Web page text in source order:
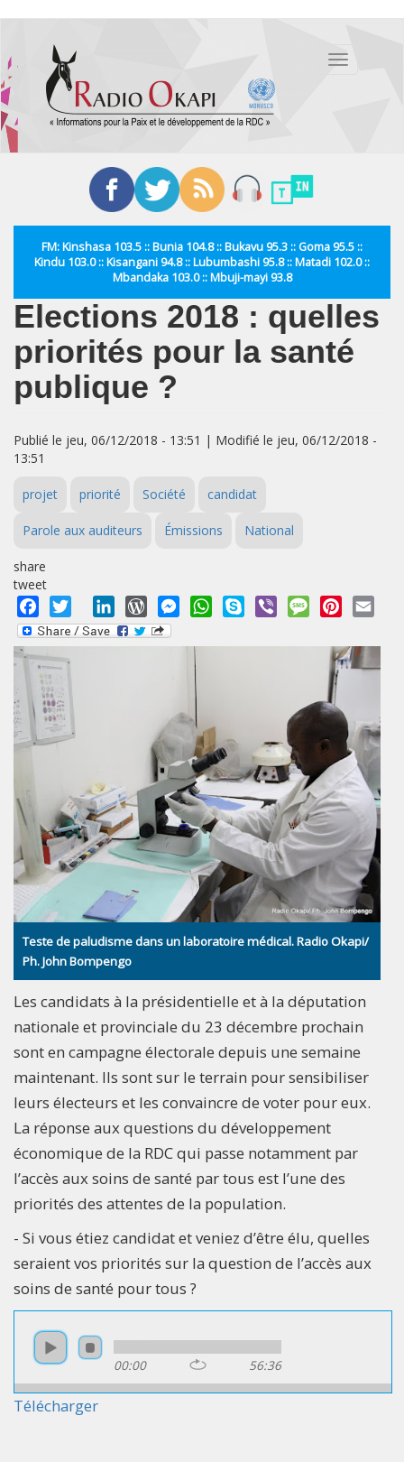
contenu
principal
Toggle
FM: Kinshasa 103.5 :: Bunia 104.8 :: Bukavu 95.3 :: Goma 95.5 ::
Kindu 103.0 :: Kisangani 94.8 :: Lubumbashi 95.8 :: Matadi 102.0 ::
Mbandaka 103.0 :: Mbuji-mayi 93.8
Elections 2018 : quelles
priorités pour la santé
publique ?
Publié le jeu, 06/12/2018 - 13:51 | Modifié le jeu, 06/12/2018 -
13:51
projet priorité Société candidat
Parole aux auditeurs Émissions National
share
tweet
Facebook
Twitter LinkedInWordPressMessengerWhatsApp
Skype Viber MessagePinterest
Teste de paludisme dans un laboratoire médical. Radio Okapi/
Ph. John Bompengo
Les candidats à la présidentielle et à la députation
nationale et provinciale du 23 décembre prochain
sont en campagne électorale depuis une semaine
maintenant. Ils sont sur le terrain pour sensibiliser
leurs électeurs et les convaincre de voter pour eux.
La réponse aux questions du développement
économique de la RDC qui passe notamment par
l’accès aux soins de santé par tous est l’une des
priorités des attentes de la population.
- Si vous étiez candidat et veniez d’être élu, quelles
seraient vos priorités sur la question de l’accès aux
soins de santé pour tous ?
00:00 56:36
Télécharger